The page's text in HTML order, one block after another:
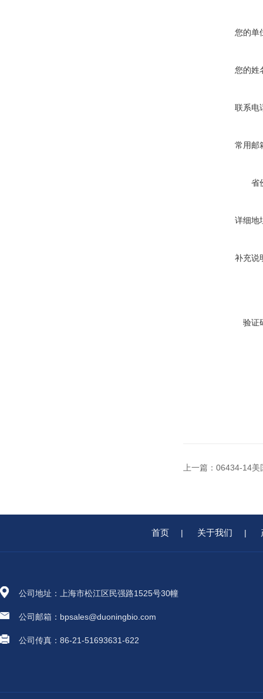
您的单
您的姓
联系电
常用邮
省
详细地
补充说
验证
上一篇： 06434-14美
首页 | 关于我们 |
公司地址：上海市松江区民强路1525号30幢
公司邮箱：bpsales@duoningbio.com
公司传真：86-21-51693631-622